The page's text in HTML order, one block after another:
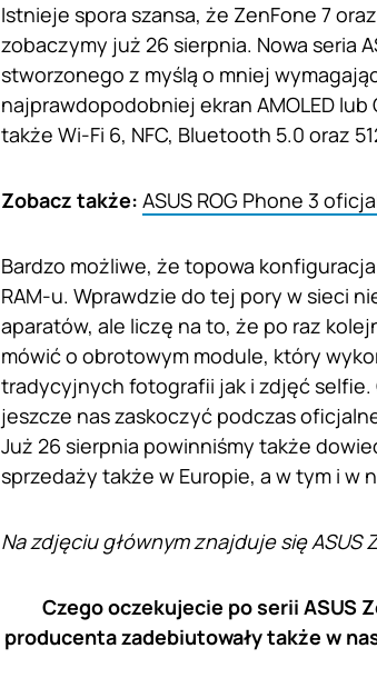
Istnieje spora szansa, że ZenFone 7
zobaczymy już 26 sierpnia. Nowa seria
stworzonego z myślą o mniej
najprawdopodobniej ekran AMOLED
także Wi-Fi 6, NFC, Bluetooth 5.0 oraz
Zobacz także: ASUS ROG Phone 3
Bardzo możliwe, że topowa
RAM-u. Wprawdzie do tej pory w sieci
aparatów, ale liczę na to, że po raz
mówić o obrotowym module, który
tradycyjnych fotografii jak i zdjęć
jeszcze nas zaskoczyć podczas
Już 26 sierpnia powinniśmy także
sprzedaży także w Europie, a w tym i w
Na zdjęciu głównym znajduje się ASUS
Czego oczekujecie po serii ASUS
producenta zadebiutowały także w